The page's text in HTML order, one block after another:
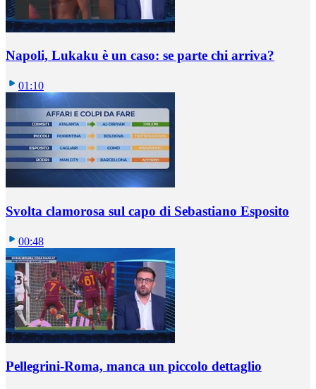
Napoli, Lukaku è un caso: se parte chi arriva?
01:10
Svolta clamorosa sul capo di Sebastiano Esposito
00:48
Pellegrini-Roma, manca un piccolo dettaglio